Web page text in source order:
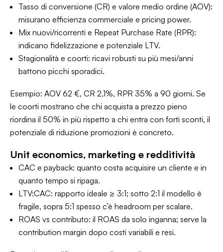
Tasso di conversione (CR) e valore medio ordine (AOV):
misurano efficienza commerciale e pricing power.
Mix nuovi/ricorrenti e Repeat Purchase Rate (RPR):
indicano fidelizzazione e potenziale LTV.
Stagionalità e coorti: ricavi robusti su più mesi/anni
battono picchi sporadici.
Esempio: AOV 62 €, CR 2,1%, RPR 35% a 90 giorni. Se
le coorti mostrano che chi acquista a prezzo pieno
riordina il 50% in più rispetto a chi entra con forti sconti, il
potenziale di riduzione promozioni è concreto.
Unit economics, marketing e redditività
CAC e payback: quanto costa acquisire un cliente e in
quanto tempo si ripaga.
LTV:CAC: rapporto ideale ≥ 3:1; sotto 2:1 il modello è
fragile, sopra 5:1 spesso c’è headroom per scalare.
ROAS vs contributo: il ROAS da solo inganna; serve la
contribution margin dopo costi variabili e resi.